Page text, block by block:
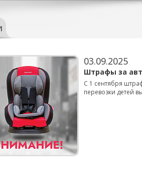
03.09.2025
Штрафы за
С 1 сентября
перевозки детей